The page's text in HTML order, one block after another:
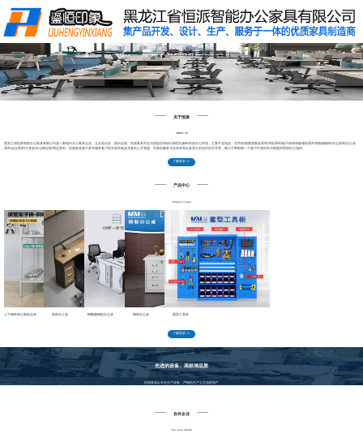
关于恒派 产品中心 工程案例
新闻中心 售后服务 联系我们
关于恒派
ABOUT US
黑龙江省恒派智能办公家具有限公司是一家现代办公家具企业，立足哈尔滨，面向全国。恒派家具可以为您提供和设计新世纪新时尚的办公环境，主要产品包括
：文件柜/档案密集架系列/书架系列/电子保密保险箱柜系列/智能储物柜/办公屏风/办公桌
系列/会议系列/主管桌/办公椅沙发/周边系列。恒派家具基于多年服务客户的丰富经验及完备的人才资源、完善的服务与支持体系以及强大的合作伙伴关系，致力于帮助每一个客户打造时尚与智能的理想办公场所。
了解更多 >>
产品中心
Product center
上下铺铁床公寓组合床 屏风办公桌 蝴蝶腿钢架办公桌 钢制办公桌 重型工具柜
了解更多 >>
先进的设备、高标准品质
恒派家具以专业生产设备，严格的生产工艺流程和产
优良的服务水准，赢得了政府机关、公司企业、学
校、酒店客户的亲睐。加之不断完善的内部管理及质
合作企业
The case shows